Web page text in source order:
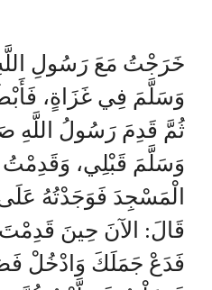
خَرَجْتُ مَعَ رَسُولِ
وَسَلَّمَ فِي غَزَاةٍ،
ثُمَّ قَدِمَ رَسُولُ اللَّهِ
وَسَلَّمَ قَبْلِي، وَقَدِمْتُ
الْمَسْجِدَ فَوَجَدْتُهُ
قَالَ: الآنَ حِينَ
فَدَعْ جَمَلَكَ وَادْخُلْ